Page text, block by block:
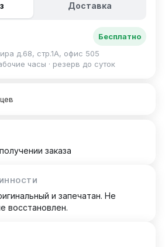
Доставка
Бесплатно
д.68, стр.1А, офис 505
часы · резерв до суток
заказа
и запечатан. Не
восстановлен.